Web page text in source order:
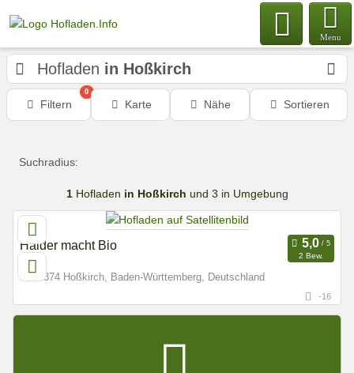
Menu
Hofladen in Hoßkirch
Filtern
0
Karte Nähe Sortieren
Suchradius:
1Hofladen in Hoßkirch und 3 in Umgebung
Halder macht Bio
2 Bew.
88374 Hoßkirch, Baden-Württemberg, Deutschland
-16